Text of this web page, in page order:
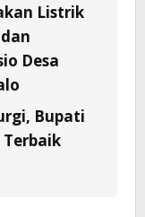
Listrik
Desa
Bupati